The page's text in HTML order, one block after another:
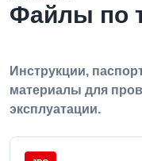
Файлы по
Инструкции,
материалы для
эксплуатации.